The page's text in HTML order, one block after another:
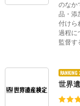
のなか
品・添
付けら
過程に
監督す
RANKING
世界